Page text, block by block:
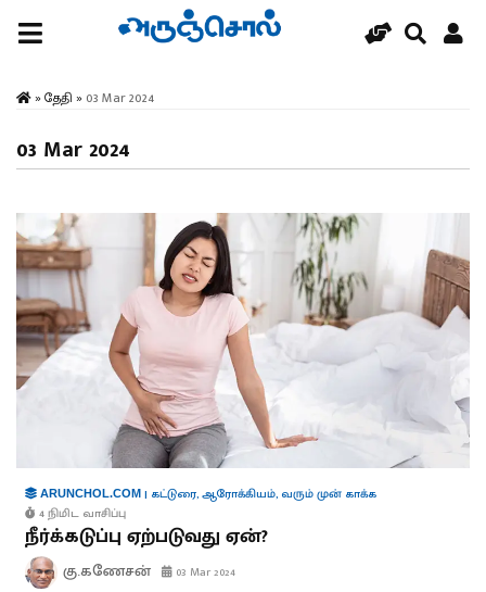
» தேதி » 03 Mar 2024
03 Mar 2024
ARUNCHOL.COM | கட்டுரை,ஆரோக்கியம், வரும் முன் காக்க
4 நிமிட வாசிப்பு
நீர்க்கடுப்பு ஏற்படுவது ஏன்?
கு.கணேசன் 03 Mar 2024